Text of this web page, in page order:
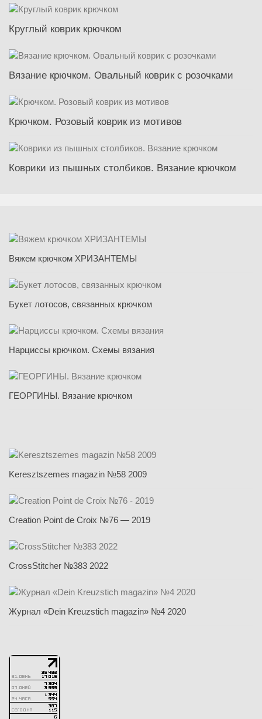
Круглый коврик крючком
Вязание крючком. Овальный коврик с розочками
Крючком. Розовый коврик из мотивов
Коврики из пышных столбиков. Вязание крючком
Вяжем крючком ХРИЗАНТЕМЫ
Букет лотосов, связанных крючком
Нарциссы крючком. Схемы вязания
ГЕОРГИНЫ. Вязание крючком
Keresztszemes magazin №58 2009
Creation Point de Croix №76 — 2019
CrossStitcher №383 2022
Журнал «Dein Kreuzstich magazin» №4 2020